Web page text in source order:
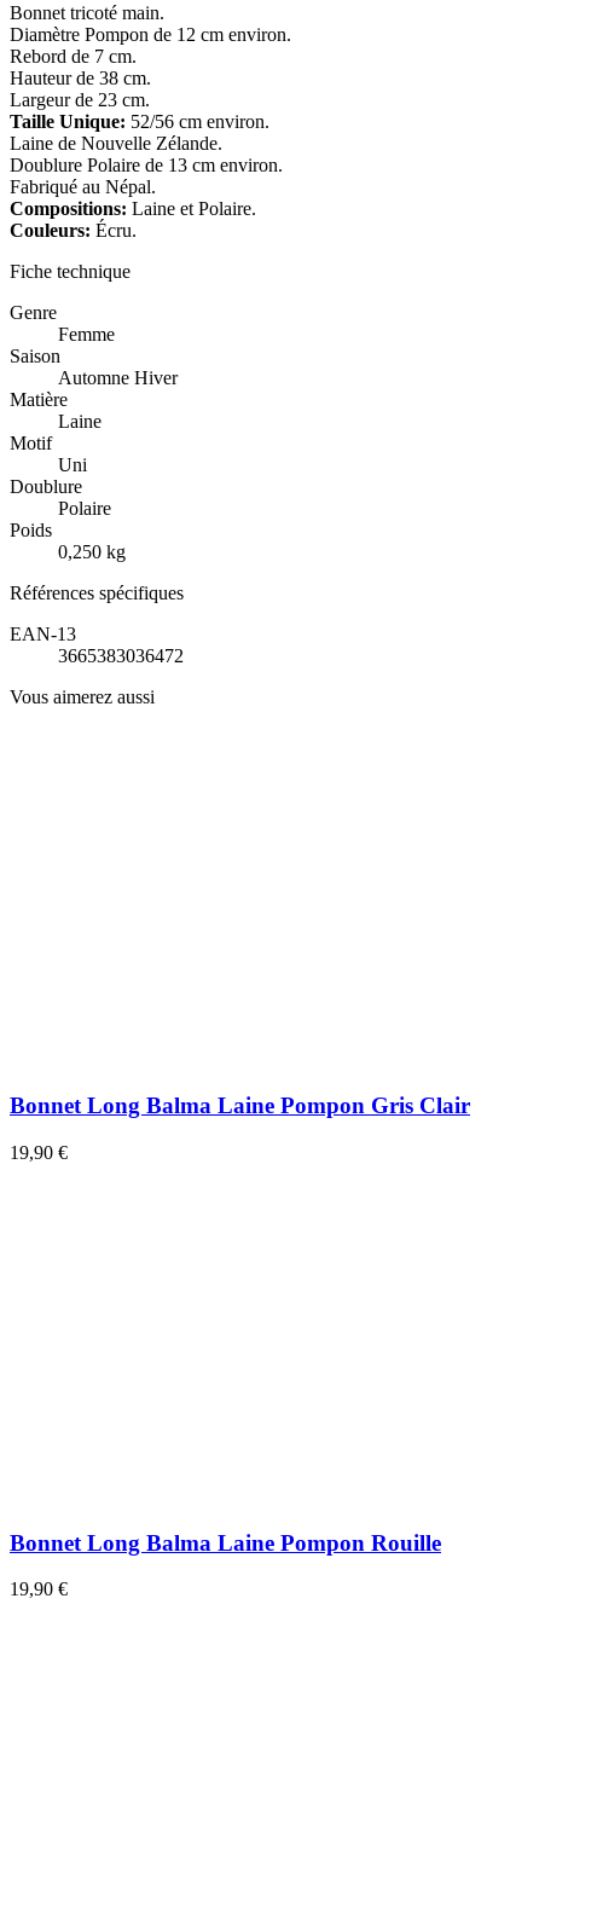
Bonnet tricoté main.
Diamètre Pompon de 12 cm environ.
Rebord de 7 cm.
Hauteur de 38 cm.
Largeur de 23 cm.
Taille Unique: 52/56 cm environ.
Laine de Nouvelle Zélande.
Doublure Polaire de 13 cm environ.
Fabriqué au Népal.
Compositions: Laine et Polaire.
Couleurs: Écru.
Fiche technique
Genre
Femme
Saison
Automne Hiver
Matière
Laine
Motif
Uni
Doublure
Polaire
Poids
0,250 kg
Références spécifiques
EAN-13
3665383036472
Vous aimerez aussi
Bonnet Long Balma Laine Pompon Gris Clair
19,90 €
Bonnet Long Balma Laine Pompon Rouille
19,90 €